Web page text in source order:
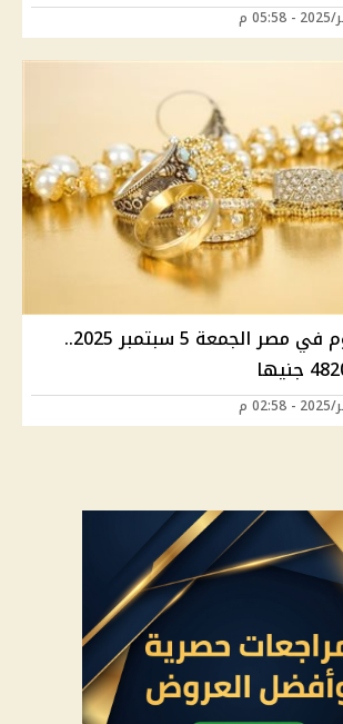
سعر الذهب اليوم في مصر الجمعة 5 سبتمبر 2025..